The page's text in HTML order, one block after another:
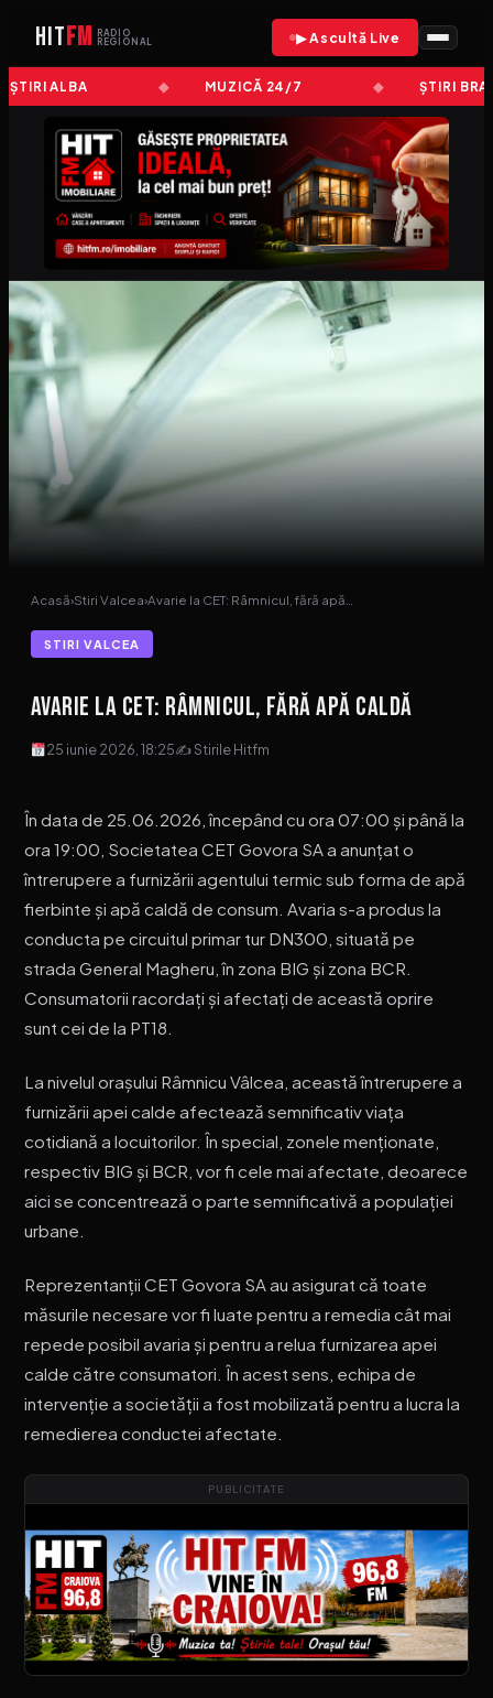
HITFM
RADIO
REGIONAL
▶ Ascultă Live
ȘTIRI ALBA MUZICĂ 24/7 ȘTIRI
Acasă›Stiri Valcea›Avarie la CET: Râmnicul, fără apă…
STIRI VALCEA
Avarie la CET: Râmnicul, fără apă caldă
25 iunie 2026, 18:25✍ Stirile Hitfm
În data de 25.06.2026, începând cu ora 07:00 și până la
ora 19:00, Societatea CET Govora SA a anunțat o
întrerupere a furnizării agentului termic sub forma de apă
fierbinte și apă caldă de consum. Avaria s-a produs la
conducta pe circuitul primar tur DN300, situată pe
strada General Magheru, în zona BIG și zona BCR.
Consumatorii racordați și afectați de această oprire
sunt cei de la PT18.
La nivelul orașului Râmnicu Vâlcea, această întrerupere a
furnizării apei calde afectează semnificativ viața
cotidiană a locuitorilor. În special, zonele menționate,
respectiv BIG și BCR, vor fi cele mai afectate, deoarece
aici se concentrează o parte semnificativă a populației
urbane.
Reprezentanții CET Govora SA au asigurat că toate
măsurile necesare vor fi luate pentru a remedia cât mai
repede posibil avaria și pentru a relua furnizarea apei
calde către consumatori. În acest sens, echipa de
intervenție a societății a fost mobilizată pentru a lucra la
remedierea conductei afectate.
PUBLICITATE